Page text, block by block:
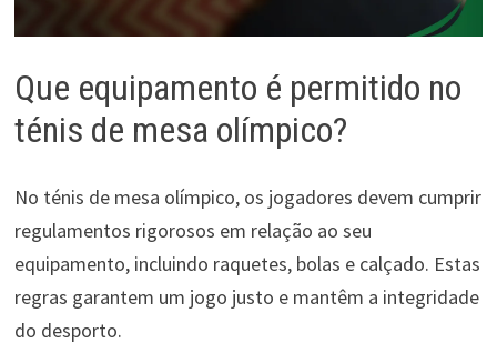
Que equipamento é permitido no
ténis de mesa olímpico?
No ténis de mesa olímpico, os jogadores devem cumprir
regulamentos rigorosos em relação ao seu
equipamento, incluindo raquetes, bolas e calçado. Estas
regras garantem um jogo justo e mantêm a integridade
do desporto.